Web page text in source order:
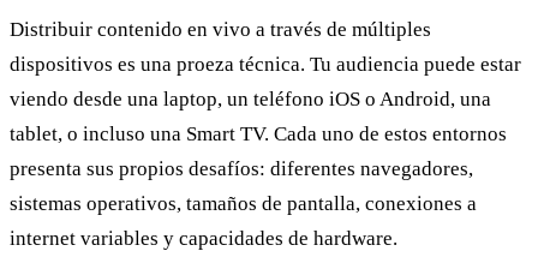
Distribuir contenido en vivo a través de múltiples
dispositivos es una proeza técnica. Tu audiencia puede estar
viendo desde una laptop, un teléfono iOS o Android, una
tablet, o incluso una Smart TV. Cada uno de estos entornos
presenta sus propios desafíos: diferentes navegadores,
sistemas operativos, tamaños de pantalla, conexiones a
internet variables y capacidades de hardware.